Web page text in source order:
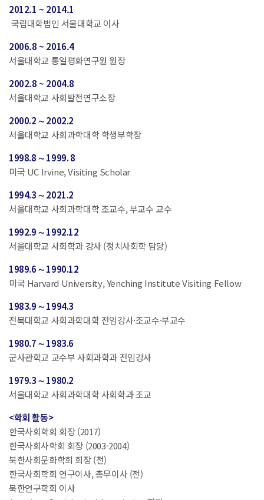
2012.1 ~ 2014.1
국립대학법인 서울대학교 이사
2006.8 ~ 2016.4
서울대학교 통일평화연구원 원장
2002.8 ~ 2004.8
서울대학교 사회발전연구소장
2000.2 ∼ 2002.2
서울대학교 사회과학대학 학생부학장
1998.8 ∼ 1999. 8
미국 UC Irvine, Visiting Scholar
1994.3 ∼ 2021.2
서울대학교 사회과학대학 조교수, 부교수 교수
1992.9 ∼ 1992.12
서울대학교 사회학과 강사 (정치사회학 담당)
1989.6 ∼ 1990.12
미국 Harvard University, Yenching Institute Visiting Fellow
1983.9 ∼ 1994.3
전북대학교 사회과학대학 전임강사·조교수·부교수
1980.7 ∼ 1983.6
군사관학교 교수부 사회과학과 전임강사
1979.3 ∼ 1980.2
서울대학교 사회과학대학 사회학과 조교
<학회 활동>
한국사회학회 회장 (2017)
한국사회사학회 회장 (2003-2004)
북한사회문화학회 회장 (전)
한국사회학회 연구이사, 총무이사 (전)
북한연구학회 이사